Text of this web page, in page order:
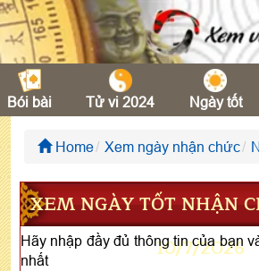
Bói bài Tử vi 2024 Ngày tốt
Home Xem ngày nhận chức
XEM NGÀY TỐT NHẬN
10/7/2026
Hãy nhập đầy đủ thông tin của bạn
nhất